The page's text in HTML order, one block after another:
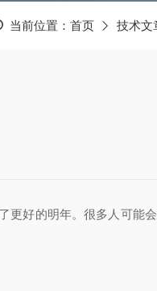
当前位置： 首页 技术文
好的明年。很多人可能